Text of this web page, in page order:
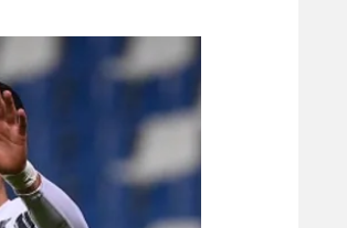
תקנון עבור פעילות אלקטרה
תקנון עבור פעילות ספורט 1 – "מרלן"
טניס